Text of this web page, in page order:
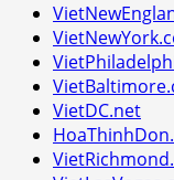
VietDC.net